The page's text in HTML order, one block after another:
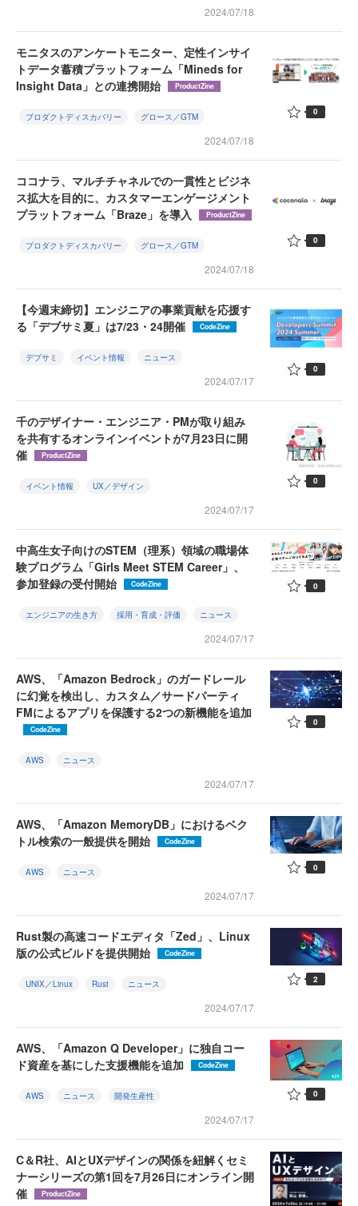
2024/07/18
モニタスのアンケートモニター、定性インサイ
トデータ蓄積プラットフォーム「Mineds for
Insight Data」との連携開始
ProductZine
プロダクトディスカバリー グロース／GTM
2024/07/18
0
ココナラ、マルチチャネルでの一貫性とビジネ
ス拡大を目的に、カスタマーエンゲージメント
プラットフォーム「Braze」を導入
ProductZine
プロダクトディスカバリー グロース／GTM
2024/07/18
0
【今週末締切】エンジニアの事業貢献を応援す
る「デブサミ夏」は7/23・24開催
CodeZine
デブサミ イベント情報 ニュース
2024/07/17
0
千のデザイナー・エンジニア・PMが取り組み
を共有するオンラインイベントが7月23日に開
催
ProductZine
イベント情報 UX／デザイン
2024/07/17
0
中高生女子向けのSTEM（理系）領域の職場体
験プログラム「Girls Meet STEM Career」、
参加登録の受付開始
CodeZine
エンジニアの生き方 採用・育成・評価 ニュース
2024/07/17
0
AWS、「Amazon Bedrock」のガードレール
に幻覚を検出し、カスタム／サードパーティ
FMによるアプリを保護する2つの新機能を追加
CodeZine
AWS ニュース
2024/07/17
0
AWS、「Amazon MemoryDB」におけるベク
トル検索の一般提供を開始
CodeZine
AWS ニュース
2024/07/17
0
Rust製の高速コードエディタ「Zed」、Linux
版の公式ビルドを提供開始
CodeZine
UNIX／Linux Rust ニュース
2024/07/17
2
AWS、「Amazon Q Developer」に独自コー
ド資産を基にした支援機能を追加
CodeZine
AWS ニュース 開発生産性
2024/07/17
0
C＆R社、AIとUXデザインの関係を紐解くセミ
ナーシリーズの第1回を7月26日にオンライン開
催
ProductZine